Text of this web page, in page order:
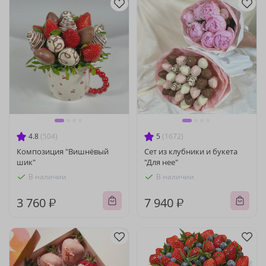
4.8 (504)
Композиция "Вишнёвый
шик"
В наличии
3 760 ₽
5 (1672)
Сет из клубники и букета
"Для нее"
В наличии
7 940 ₽